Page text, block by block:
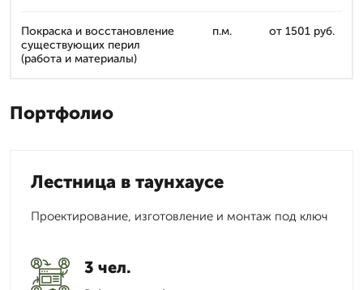
Покраска и восстановление
существующих перил
(работа и материалы)
п.м. от 1501 руб.
Портфолио
Лестница в таунхаусе
Проектирование, изготовление и монтаж под ключ
3 чел.